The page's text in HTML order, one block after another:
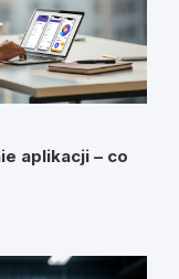
aplikacji – co